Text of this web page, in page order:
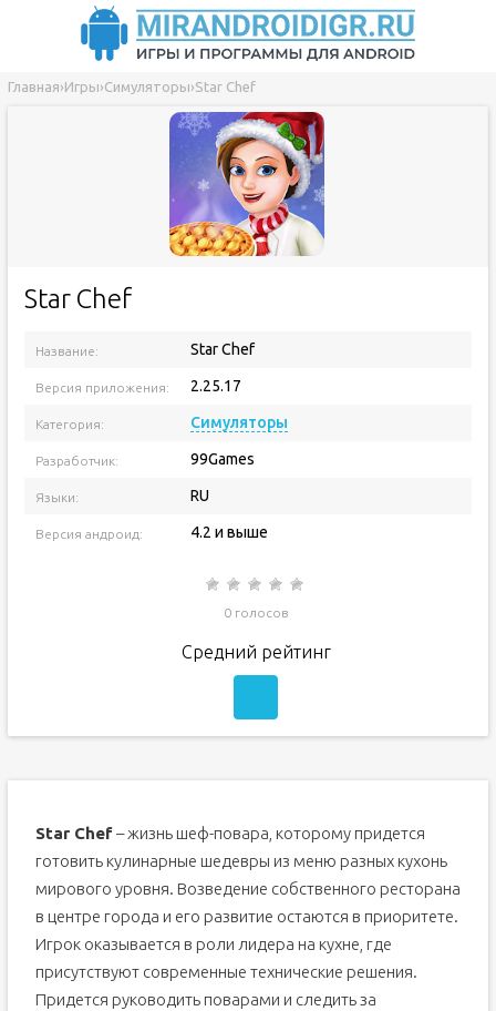
Главная›Игры›Симуляторы›Star Chef
Star Chef
Название: Star Chef
Версия приложения: 2.25.17
Категория: Симуляторы
Разработчик: 99Games
Языки: RU
Версия андроид: 4.2 и выше
0 голосов
Средний рейтинг
Star Chef– жизнь шеф-повара, которому придется
готовить кулинарные шедевры из меню разных кухонь
мирового уровня. Возведение собственного ресторана
в центре города и его развитие остаются в приоритете.
Игрок оказывается в роли лидера на кухне, где
присутствуют современные технические решения.
Придется руководить поварами и следить за